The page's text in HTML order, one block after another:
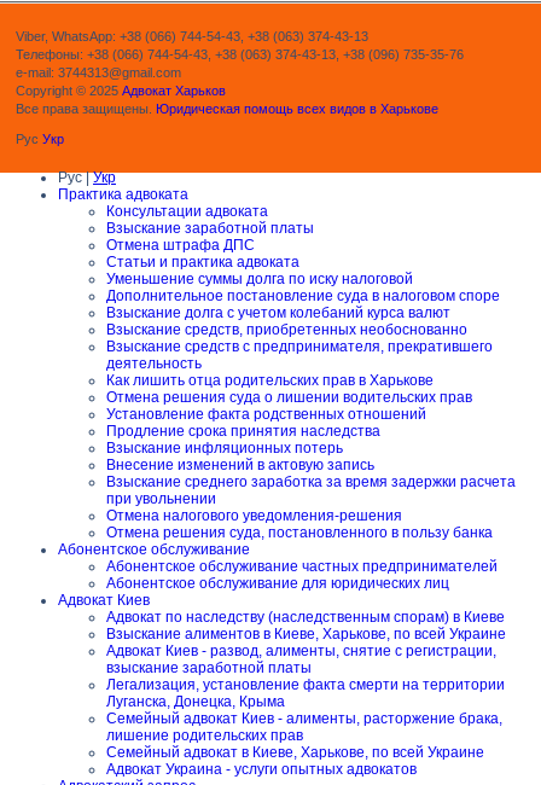
Viber, WhatsApp: +38 (066) 744-54-43, +38 (063) 374-43-13
Телефоны: +38 (066) 744-54-43, +38 (063) 374-43-13, +38 (096) 735-35-76
e-mail: 3744313@gmail.com
Copyright © 2025 Адвокат Харьков
Все права защищены. Юридическая помощь всех видов в Харькове
Рус Укр
Рус |Укр
Практика адвоката
Консультации адвоката
Взыскание заработной платы
Отмена штрафа ДПС
Статьи и практика адвоката
Уменьшение суммы долга по иску налоговой
Дополнительное постановление суда в налоговом споре
Взыскание долга с учетом колебаний курса валют
Взыскание средств, приобретенных необоснованно
Взыскание средств с предпринимателя, прекратившего
деятельность
Как лишить отца родительских прав в Харькове
Отмена решения суда о лишении водительских прав
Установление факта родственных отношений
Продление срока принятия наследства
Взыскание инфляционных потерь
Внесение изменений в актовую запись
Взыскание среднего заработка за время задержки расчета
при увольнении
Отмена налогового уведомления-решения
Отмена решения суда, постановленного в пользу банка
Абонентское обслуживание
Абонентское обслуживание частных предпринимателей
Абонентское обслуживание для юридических лиц
Адвокат Киев
Адвокат по наследству (наследственным спорам) в Киеве
Взыскание алиментов в Киеве, Харькове, по всей Украине
Адвокат Киев - развод, алименты, снятие с регистрации,
взыскание заработной платы
Легализация, установление факта смерти на территории
Луганска, Донецка, Крыма
Семейный адвокат Киев - алименты, расторжение брака,
лишение родительских прав
Семейный адвокат в Киеве, Харькове, по всей Украине
Адвокат Украина - услуги опытных адвокатов